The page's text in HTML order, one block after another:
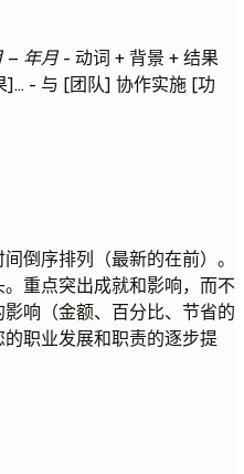
– 年月- 动词 + 背景 + 结果
- 与 [团队] 协作实施 [功
倒序排列（最新的在前）。
重点突出成就和影响，而不
响（金额、百分比、节省的
职业发展和职责的逐步提